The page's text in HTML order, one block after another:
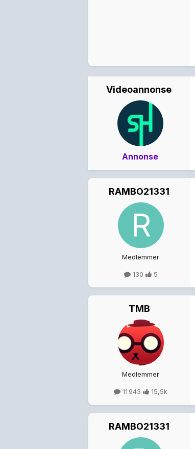
Videoannonse
Annonse
RAMBO21331
Medlemmer
130 5
TMB
Medlemmer
11 943 15,5k
RAMBO21331